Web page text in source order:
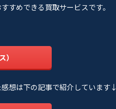
すめできる買取サービスです。
）
想は下の記事で紹介しています↓